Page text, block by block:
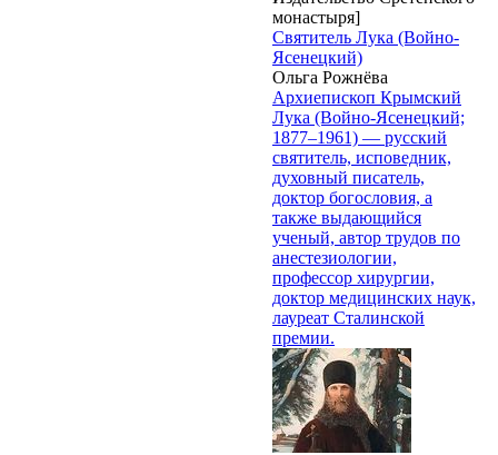
монастыря]
Святитель Лука (Войно-
Ясенецкий)
Ольга Рожнёва
Архиепископ Крымский
Лука (Войно-Ясенецкий;
1877–1961) — русский
святитель, исповедник,
духовный писатель,
доктор богословия, а
также выдающийся
ученый, автор трудов по
анестезиологии,
профессор хирургии,
доктор медицинских наук,
лауреат Сталинской
премии.